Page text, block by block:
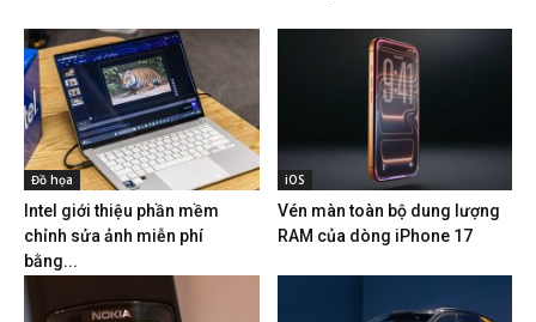
Đồ họa
Intel giới thiệu phần mềm
chỉnh sửa ảnh miễn phí
bằng...
iOS
Vén màn toàn bộ dung lượng
RAM của dòng iPhone 17